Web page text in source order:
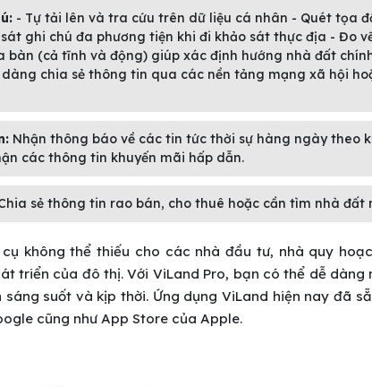
- Tự tải lên và tra cứu trên dữ liệu cá nhân - Quét tọa
sát ghi chú đa phương tiện khi đi khảo sát thực địa - Đo
bàn (cả tĩnh và động) giúp xác định hướng nhà đất
chia sẻ thông tin qua các nền tảng mạng xã hội
Nhận thông báo về các tin tức thời sự hàng ngày theo
các thông tin khuyến mãi hấp dẫn.
sẻ thông tin rao bán, cho thuê hoặc cần tìm nhà
không thể thiếu cho các nhà đầu tư, nhà quy
triển của đô thị. Với ViLand Pro, bạn có thể dễ
suốt và kịp thời. Ứng dụng ViLand hiện nay đã
cũng như App Store của Apple.